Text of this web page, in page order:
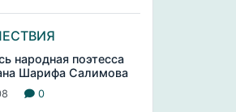
народная поэтесса
Шарифа Салимова
0